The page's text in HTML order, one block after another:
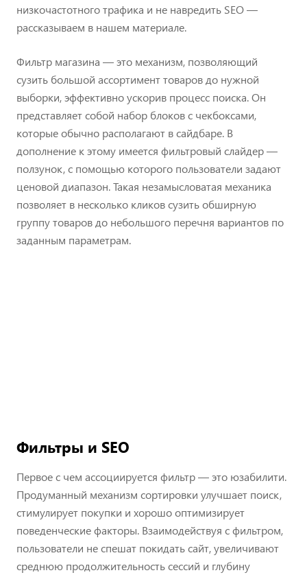
низкочастотного трафика и не навредить SEO —
рассказываем в нашем материале.
Фильтр магазина — это механизм, позволяющий
сузить большой ассортимент товаров до нужной
выборки, эффективно ускорив процесс поиска. Он
представляет собой набор блоков с чекбоксами,
которые обычно располагают в сайдбаре. В
дополнение к этому имеется фильтровый слайдер —
ползунок, с помощью которого пользователи задают
ценовой диапазон. Такая незамысловатая механика
позволяет в несколько кликов сузить обширную
группу товаров до небольшого перечня вариантов по
заданным параметрам.
Фильтры и SEO
Первое с чем ассоциируется фильтр — это юзабилити.
Продуманный механизм сортировки улучшает поиск,
стимулирует покупки и хорошо оптимизирует
поведенческие факторы. Взаимодействуя с фильтром,
пользователи не спешат покидать сайт, увеличивают
среднюю продолжительность сессий и глубину